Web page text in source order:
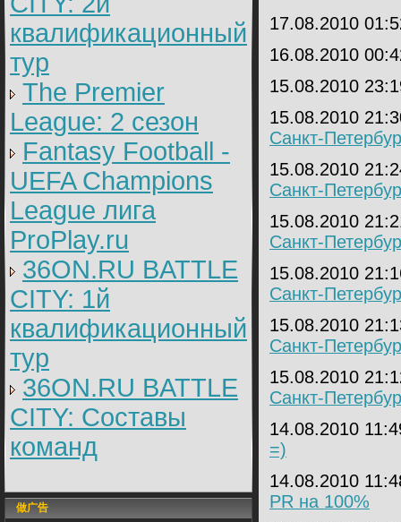
квалификационный
тур
The Premier
League: 2 cезон
Fantasy Football -
UEFA Champions
League лига
ProPlay.ru
36ON.RU BATTLE
CITY: 1й
квалификационный
тур
36ON.RU BATTLE
CITY: Составы
команд
做广告
17.08.2010
16.08.2010
15.08.2010
15.08.2010
Санкт-
15.08.2010
Санкт-
15.08.2010
Санкт-
15.08.2010
Санкт-
15.08.2010
Санкт-
15.08.2010
Санкт-
14.08.2010
=)
14.08.2010
PR на 100%